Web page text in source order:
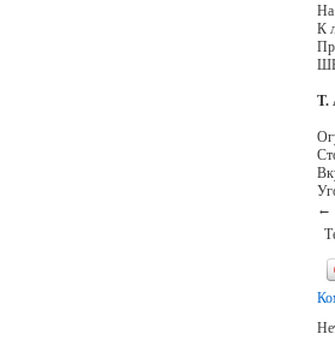
На
К
Т.
←